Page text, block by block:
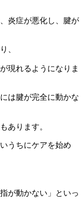
炎症が悪化し、腱が
、
現れるようになりま
は腱が完全に動かな
あります。
うちにケアを始め
が動かない」といっ